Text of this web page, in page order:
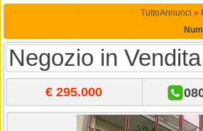
TuttoAnnunci »
Negozio in
€ 295.000